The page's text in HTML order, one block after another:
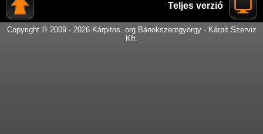
Teljes verzió
Copyright © 2009 - 2026 Kárpitos .org Bánokszentgyörgy - Kárpit Szerviz
Kft.